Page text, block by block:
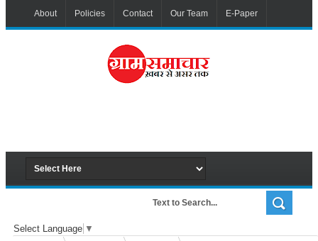
About Policies Contact Our Team E-Paper
Select Language ▼